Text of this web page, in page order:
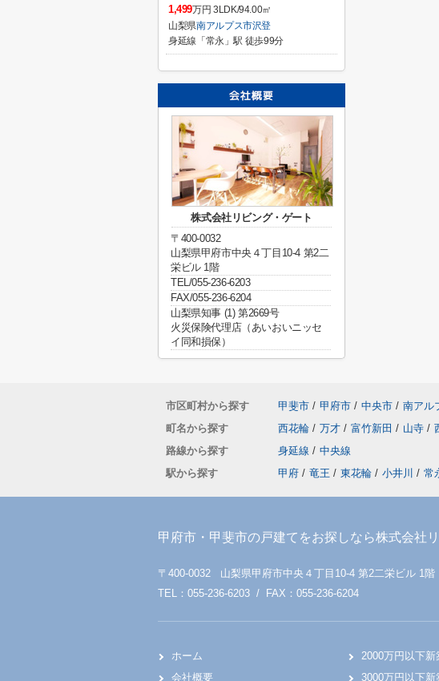
1,499万円 3LDK/94.00㎡
山梨県南アルプス市沢登
身延線「常永」駅 徒歩99分
株式会社リビング・ゲート
〒400-0032
山梨県甲府市中央４丁目10-4 第2二
栄ビル 1階
TEL/055-236-6203
FAX/055-236-6204
山梨県知事 (1) 第2669号
火災保険代理店（あいおいニッセ
イ同和損保）
市区町村から探す 甲斐市 / 甲府市 / 中央市 / 南アル
町名から探す
西花輪 / 万才 / 富竹新田 / 山寺 /
路線から探す
身延線 / 中央線
駅から探す
甲府 / 竜王 / 東花輪 / 小井川 / 常
甲府市・甲斐市の戸建てをお探しなら株式会社
〒400-0032 山梨県甲府市中央４丁目10-4 第2二栄ビル 1階
TEL：055-236-6203 / FAX：055-236-6204
ホーム
会社概要
2000万円以下新
3000万円以下新